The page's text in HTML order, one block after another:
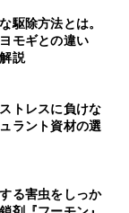
駆除方法とは。
モギとの違い
説
トレスに負けな
ラント資材の選
る害虫をしっか